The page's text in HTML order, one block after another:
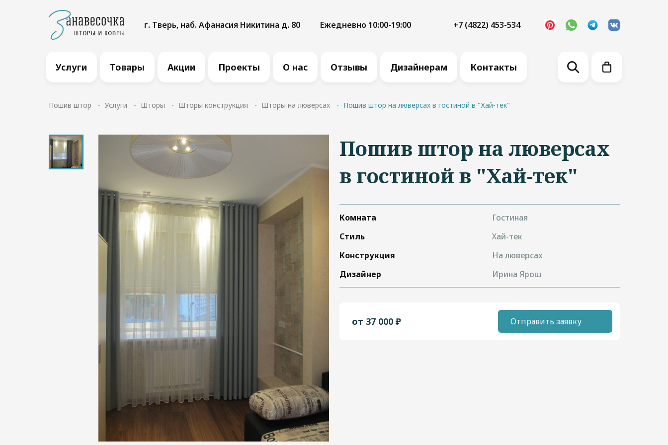
г. Тверь, наб. Афанасия Никитина д. 80 Ежедневно 10:00-19:00 +7 (4822) 453-534
Услуги Товары Акции Проекты О нас Отзывы Дизайнерам Контакты
Пошив штор Услуги Шторы Шторы конструкция Шторы на люверсах Пошив штор на люверсах в гостиной в "Хай-тек"
Пошив штор на люверсах
в гостиной в "Хай-тек"
Комната
Гостиная
Стиль
Хай-тек
Конструкция
На люверсах
Дизайнер
Ирина Ярош
от 37 000 ₽ Отправить заявку